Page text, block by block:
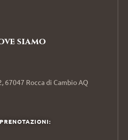
siamo
67047 Rocca di Cambio AQ